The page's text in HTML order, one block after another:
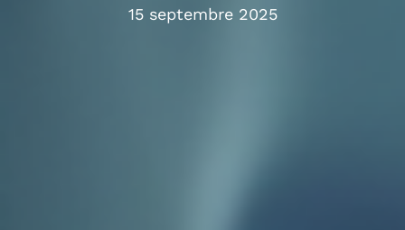
15 septembre 2025